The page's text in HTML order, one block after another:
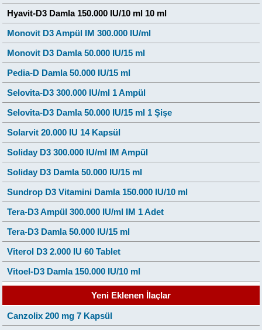
Hyavit-D3 Damla 150.000 IU/10 ml 10 ml
Monovit D3 Ampül IM 300.000 IU/ml
Monovit D3 Damla 50.000 IU/15 ml
Pedia-D Damla 50.000 IU/15 ml
Selovita-D3 300.000 IU/ml 1 Ampül
Selovita-D3 Damla 50.000 IU/15 ml 1 Şişe
Solarvit 20.000 IU 14 Kapsül
Soliday D3 300.000 IU/ml IM Ampül
Soliday D3 Damla 50.000 IU/15 ml
Sundrop D3 Vitamini Damla 150.000 IU/10 ml
Tera-D3 Ampül 300.000 IU/ml IM 1 Adet
Tera-D3 Damla 50.000 IU/15 ml
Viterol D3 2.000 IU 60 Tablet
Vitoel-D3 Damla 150.000 IU/10 ml
Yeni Eklenen İlaçlar
Canzolix 200 mg 7 Kapsül